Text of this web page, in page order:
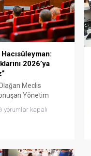
2026’ya
Meclis
Yönetim
gibi geçiremedik
2026’ya
Meclis
yorumlar kapalı